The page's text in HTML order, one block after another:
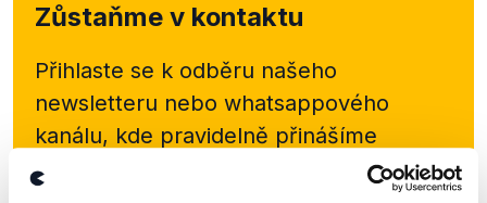
Zůstaňme v kontaktu
Přihlaste se k odběru našeho
newsletteru nebo whatsappového
kanálu, kde pravidelně přinášíme
shrnutí nejzajímavějších článků a analýz.